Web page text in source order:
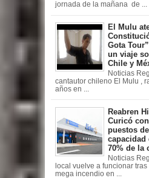
jornada de la mañana de ...
El Mulu
Gota
un viaje
Chile y
Noticias
cantautor chileno El Mulu ,
años en ...
Reabren
Curicó
puestos
capacidad
70% de la
Noticias
local vuelve a funcionar
mega incendio en ...